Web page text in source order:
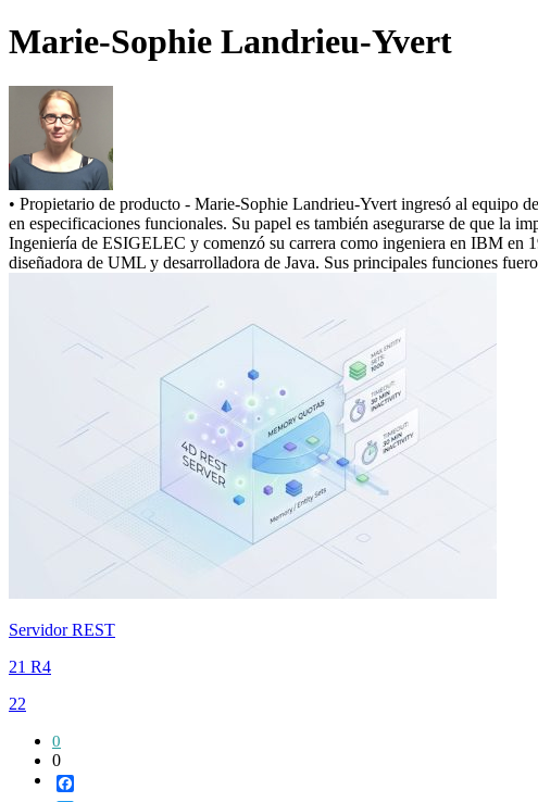
Marie-Sophie Landrieu-Yvert
• Propietario de producto - Marie-Sophie Landrieu-Yvert ingresó al equipo
en especificaciones funcionales. Su papel es también asegurarse de que la
Ingeniería de ESIGELEC y comenzó su carrera como ingeniera en IBM en
diseñadora de UML y desarrolladora de Java. Sus principales funciones
Servidor REST
21 R4
22
0
0